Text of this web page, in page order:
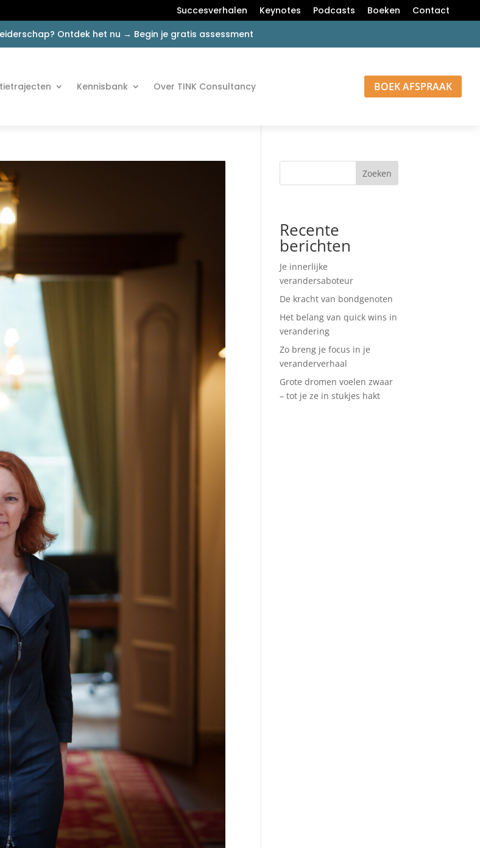
Succesverhalen Keynotes Podcasts Boeken
Contact
Ontdek het nu → Begin je gratis assessment
Kennisbank Over TINK Consultancy BOEK AFSPRAAK
Zoeken
Recente
berichten
Je innerlijke
verandersaboteur
De kracht van bondgenoten
Het belang van quick wins in
verandering
Zo breng je focus in je
veranderverhaal
Grote dromen voelen zwaar
– tot je ze in stukjes hakt